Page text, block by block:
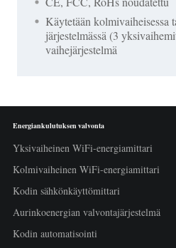
Käytetään kolmivaiheisessa
järjestelmässä (3
vaihejärjestelmä
Energiankulutuksen valvonta
Yksivaiheinen WiFi-energiamittari
Kolmivaiheinen WiFi-energiamittari
Kodin sähkönkäyttömittari
Aurinkoenergian valvontajärjestelmä
Kodin automatisointi